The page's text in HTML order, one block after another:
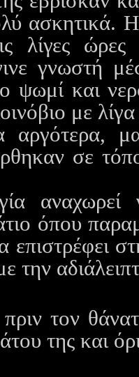
ασκητικά.
λίγες
γνωστή
ψωμί και
με
αργότερα,
σε
αναχωρεί
όπου
επιστρέφει
την
τον
της και